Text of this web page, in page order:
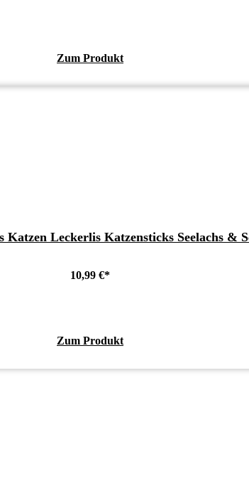
Zum Produkt
Katzen Leckerlis Katzensticks Seelachs &
10,99 €
Zum Produkt